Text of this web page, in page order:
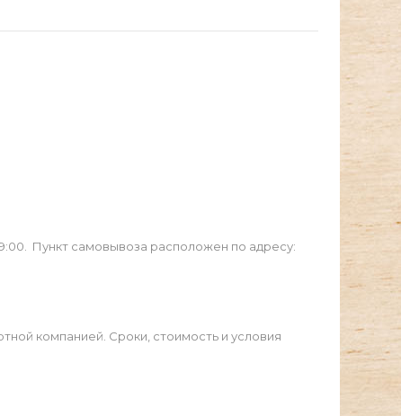
Пункт самовывоза расположен по адресу:
компанией. Сроки, стоимость и условия